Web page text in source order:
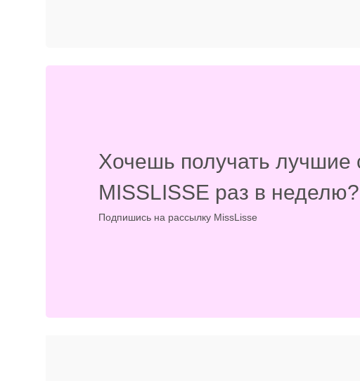
Хочешь получать лучшие
MISSLISSE раз в неделю?
Подпишись на рассылку MissLisse